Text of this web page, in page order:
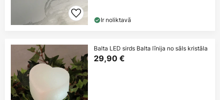
Ir noliktavā
Balta LED sirds Balta līnija no sāls kristāla
29,90 €